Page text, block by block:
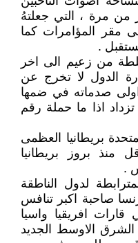
من مرة ، التي جعلتهُ
مقر المؤامرات كما
.
من زعيم الى اخر
الدول لا تخرج عن
اولى صدماته في ضمها
تزداد اذا ما حملة رقم
بريطانيا العظمى
منذ بروز بريطانيا
.
لدول الناطقة
صاحبة اكبر تنافس
افريقيا واسيا
الاوسط الجديد